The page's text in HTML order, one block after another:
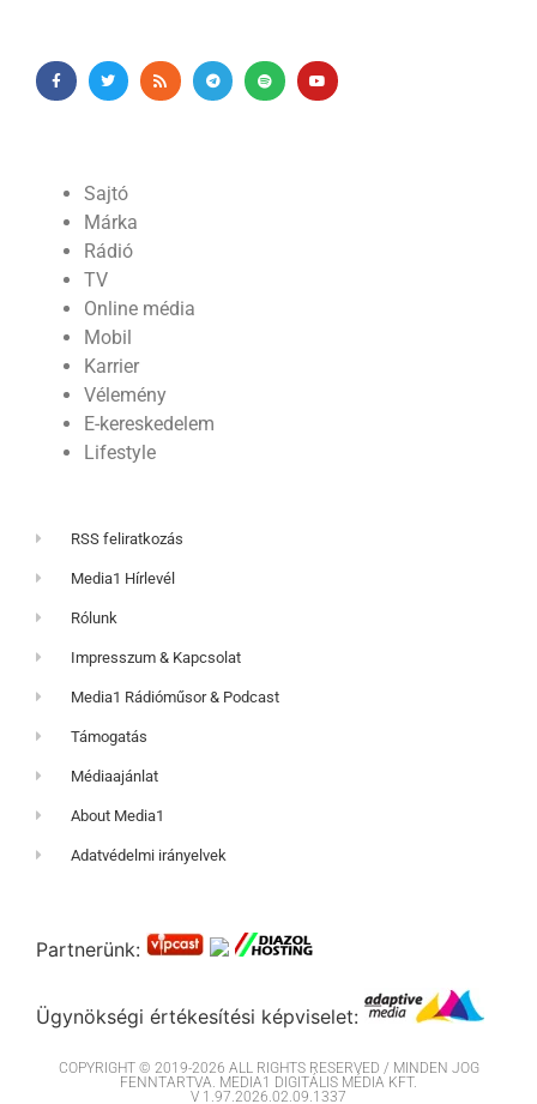
Sajtó
Márka
Rádió
TV
Online média
Mobil
Karrier
Vélemény
E-kereskedelem
Lifestyle
RSS feliratkozás
Media1 Hírlevél
Rólunk
Impresszum & Kapcsolat
Media1 Rádióműsor & Podcast
Támogatás
Médiaajánlat
About Media1
Adatvédelmi irányelvek
Partnerünk:
Ügynökségi értékesítési képviselet:
COPYRIGHT © 2019-2026 ALL RIGHTS RESERVED / MINDEN JOG
FENNTARTVA. MEDIA1 DIGITÁLIS MÉDIA KFT.
V 1.97.2026.02.09.1337